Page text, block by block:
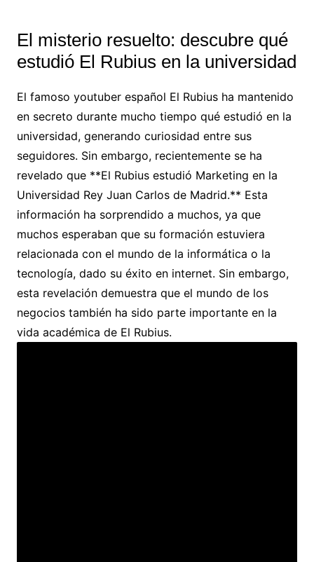
El misterio resuelto: descubre qué
estudió El Rubius en la universidad
El famoso youtuber español El Rubius ha mantenido
en secreto durante mucho tiempo qué estudió en la
universidad, generando curiosidad entre sus
seguidores. Sin embargo, recientemente se ha
revelado que **El Rubius estudió Marketing en la
Universidad Rey Juan Carlos de Madrid.** Esta
información ha sorprendido a muchos, ya que
muchos esperaban que su formación estuviera
relacionada con el mundo de la informática o la
tecnología, dado su éxito en internet. Sin embargo,
esta revelación demuestra que el mundo de los
negocios también ha sido parte importante en la
vida académica de El Rubius.